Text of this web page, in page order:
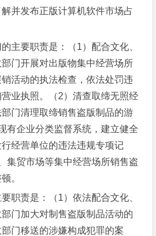
并发布正版计算机软件市场占
要职责是：（1）配合文化、
门开展对出版物集中经营场所
活动的执法检查，依法处罚违
业执照。（2）清查取缔无照经
门清理取缔销售盗版制品的游
有企业分类监督系统，建立健全
经营单位的违法违规专项记
集贸市场等集中经营场所销售盗
。
责是：（1）依法配合文化、
门加大对制售盗版制品活动的
门移送的涉嫌构成犯罪的案